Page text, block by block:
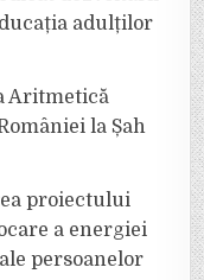
adulților
Aritmetică
la Șah
proiectului
a energiei
persoanelor